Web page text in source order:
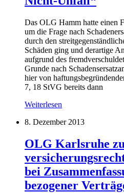
Das OLG Hamm hatte einen
um die Frage nach
durch den
Schäden ging und derartige
aufgrund des
Grunde nach
hier von
7, 18 StVG bereits dann
Weiterlesen
8. Dezember 2013
OLG Karlsruhe
bei
bezogener